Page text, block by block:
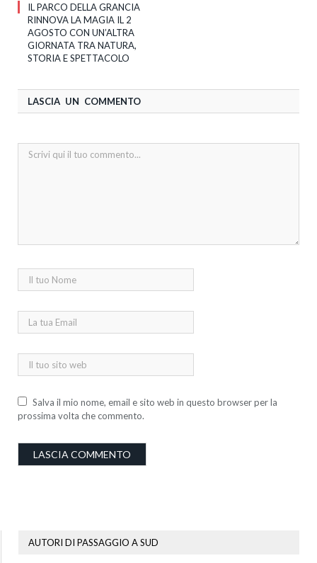
IL PARCO DELLA GRANCIA
RINNOVA LA MAGIA IL 2
AGOSTO CON UN’ALTRA
GIORNATA TRA NATURA,
STORIA E SPETTACOLO
LASCIA UN COMMENTO
Salva il mio nome, email e sito web in questo browser per la
prossima volta che commento.
AUTORI DI PASSAGGIO A SUD